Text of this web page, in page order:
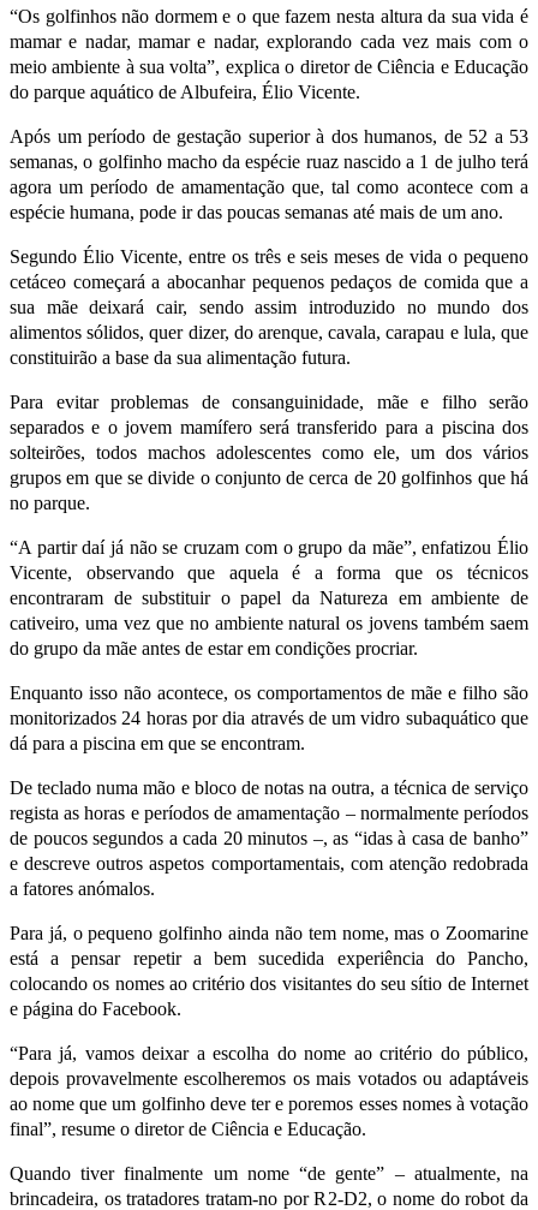
“Os golfinhos não dormem e o que fazem nesta altura da sua vida é
mamar e nadar, mamar e nadar, explorando cada vez mais com o
meio ambiente à sua volta”, explica o diretor de Ciência e Educação
do parque aquático de Albufeira, Élio Vicente.
Após um período de gestação superior à dos humanos, de 52 a 53
semanas, o golfinho macho da espécie ruaz nascido a 1 de julho terá
agora um período de amamentação que, tal como acontece com a
espécie humana, pode ir das poucas semanas até mais de um ano.
Segundo Élio Vicente, entre os três e seis meses de vida o pequeno
cetáceo começará a abocanhar pequenos pedaços de comida que a
sua mãe deixará cair, sendo assim introduzido no mundo dos
alimentos sólidos, quer dizer, do arenque, cavala, carapau e lula, que
constituirão a base da sua alimentação futura.
Para evitar problemas de consanguinidade, mãe e filho serão
separados e o jovem mamífero será transferido para a piscina dos
solteirões, todos machos adolescentes como ele, um dos vários
grupos em que se divide o conjunto de cerca de 20 golfinhos que há
no parque.
“A partir daí já não se cruzam com o grupo da mãe”, enfatizou Élio
Vicente, observando que aquela é a forma que os técnicos
encontraram de substituir o papel da Natureza em ambiente de
cativeiro, uma vez que no ambiente natural os jovens também saem
do grupo da mãe antes de estar em condições procriar.
Enquanto isso não acontece, os comportamentos de mãe e filho são
monitorizados 24 horas por dia através de um vidro subaquático que
dá para a piscina em que se encontram.
De teclado numa mão e bloco de notas na outra, a técnica de serviço
regista as horas e períodos de amamentação – normalmente períodos
de poucos segundos a cada 20 minutos –, as “idas à casa de banho”
e descreve outros aspetos comportamentais, com atenção redobrada
a fatores anómalos.
Para já, o pequeno golfinho ainda não tem nome, mas o Zoomarine
está a pensar repetir a bem sucedida experiência do Pancho,
colocando os nomes ao critério dos visitantes do seu sítio de Internet
e página do Facebook.
“Para já, vamos deixar a escolha do nome ao critério do público,
depois provavelmente escolheremos os mais votados ou adaptáveis
ao nome que um golfinho deve ter e poremos esses nomes à votação
final”, resume o diretor de Ciência e Educação.
Quando tiver finalmente um nome “de gente” – atualmente, na
brincadeira, os tratadores tratam-no por R2-D2, o nome do robot da